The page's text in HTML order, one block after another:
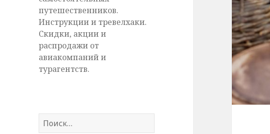
путешественников.
Инструкции и тревелхаки.
Скидки, акции и
распродажи от
авиакомпаний и
турагентств.
Найти: